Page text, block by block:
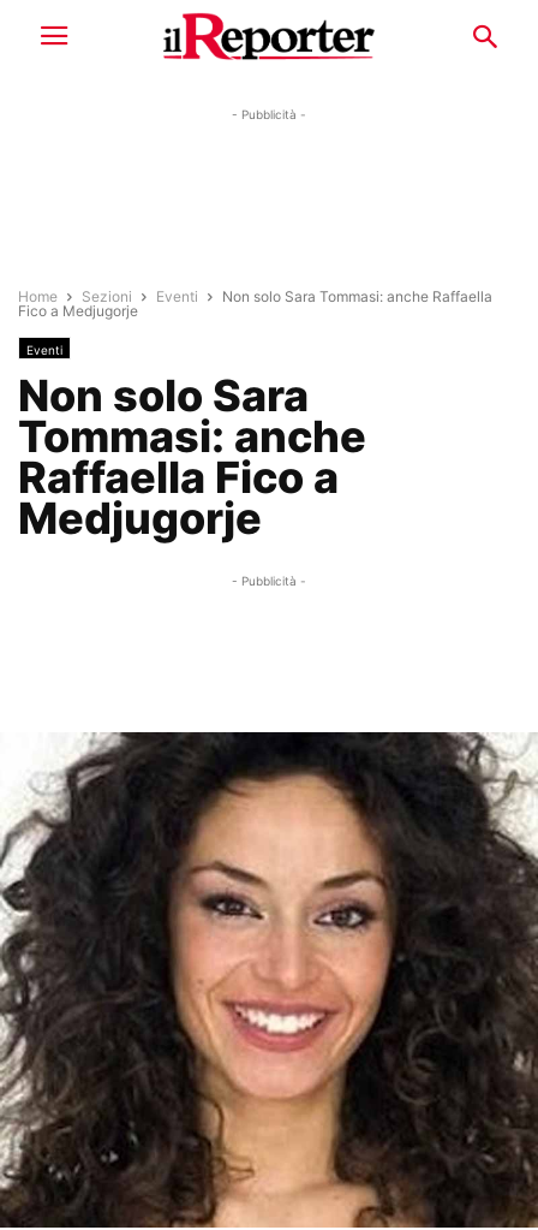
- Pubblicità -
Home Sezioni Eventi
Non solo Sara Tommasi: anche Raffaella
Fico a Medjugorje
Eventi
Non solo Sara
Tommasi: anche
Raffaella Fico a
Medjugorje
- Pubblicità -